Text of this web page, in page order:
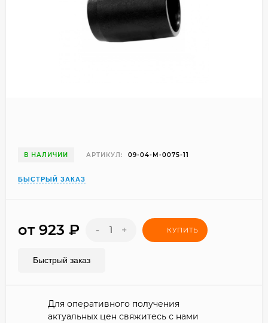
В НАЛИЧИИ АРТИКУЛ: 09-04-M-0075-11
БЫСТРЫЙ ЗАКАЗ
от 923 ₽ - + КУПИТЬ
Быстрый заказ
Для оперативного получения
актуальных цен свяжитесь с нами